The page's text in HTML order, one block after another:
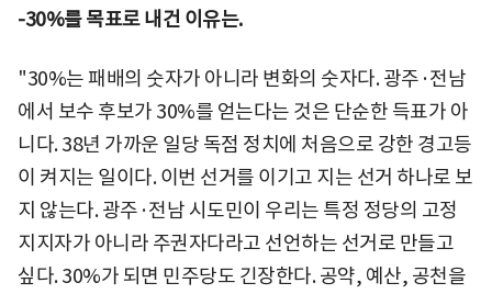
-30%를 목표로 내건 이유는.
"30%는 패배의 숫자가 아니라 변화의 숫자다. 광주·전남
에서 보수 후보가 30%를 얻는다는 것은 단순한 득표가 아
니다. 38년 가까운 일당 독점 정치에 처음으로 강한 경고등
이 켜지는 일이다. 이번 선거를 이기고 지는 선거 하나로 보
지 않는다. 광주·전남 시도민이 우리는 특정 정당의 고정
지지자가 아니라 주권자다라고 선언하는 선거로 만들고
싶다. 30%가 되면 민주당도 긴장한다. 공약, 예산, 공천을